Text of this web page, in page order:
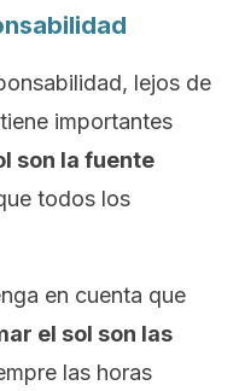
lejos de
importantes
son la fuente
todos los
en cuenta que
el sol son las
las horas